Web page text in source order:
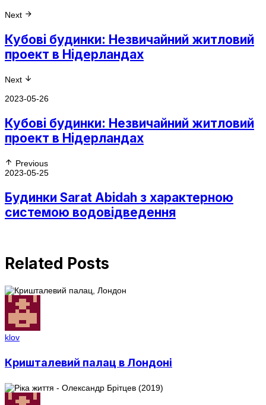
Next
Кубові будинки: Незвичайний житловий
проект в Нідерландах
Next
2023-05-26
Кубові будинки: Незвичайний житловий
проект в Нідерландах
Previous
2023-05-25
Будинки Sarat Abidah з характерною
системою водовідведення
Related Posts
klov
Кришталевий палац в Лондоні